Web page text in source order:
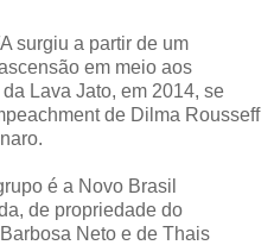
surgiu a partir de um
em meio aos
Lava Jato, em 2014, se
de Dilma Rousseff
é a Novo Brasil
de propriedade do
Neto e de Thais